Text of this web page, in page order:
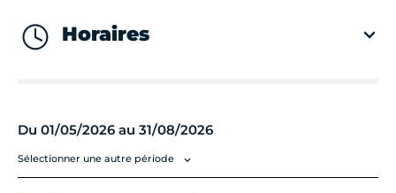
Horaires
Du 01/05/2026 au 31/08/2026
Sélectionner une autre période